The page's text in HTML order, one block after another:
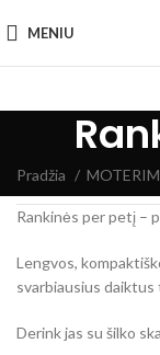
MENIU
Pradžia
Rankinės per petį –
Lengvos,
svarbiausius
Derink jas su šilko